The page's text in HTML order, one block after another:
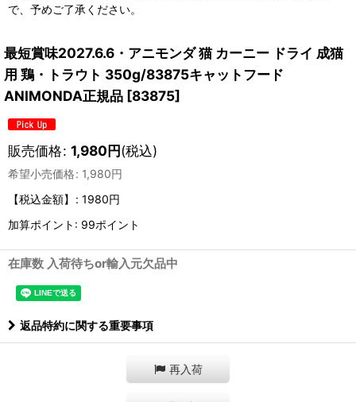
で、予めご了承ください。
最短賞味2027.6.6・アニモンダ 猫 カーニー ドライ 成猫
用 鶏・トラウト 350g/83875キャットフード
ANIMONDA正規品 [83875]
販売価格: 1,980円(税込)
希望小売価格: 1,980円
【税込金額】
: 1980円
加算ポイント: 99ポイント
在庫数 入荷待ちor輸入元欠品中
返品特約に関する重要事項
再入荷